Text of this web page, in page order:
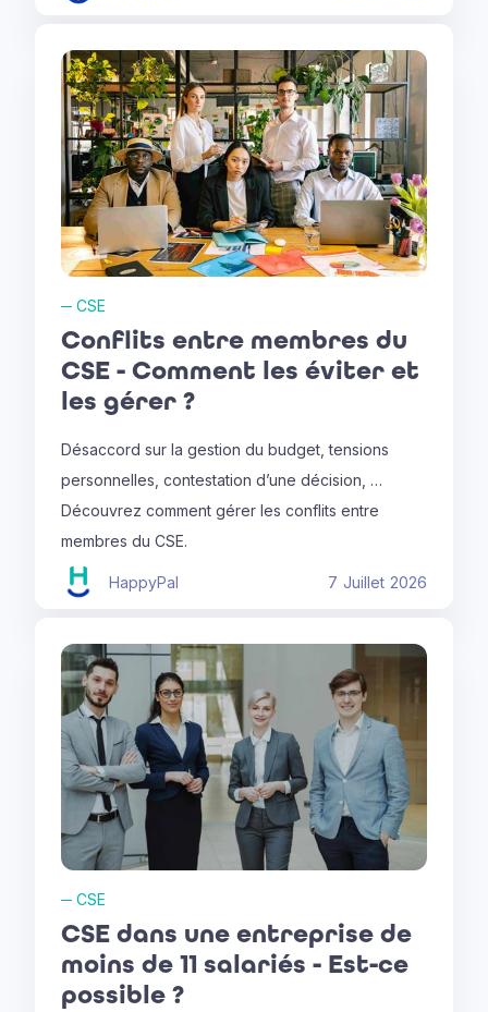
─ CSE
Conflits entre membres du
CSE - Comment les éviter et
les gérer ?
Désaccord sur la gestion du budget, tensions
personnelles, contestation d’une décision, …
Découvrez comment gérer les conflits entre
membres du CSE.
HappyPal 7 Juillet 2026
─ CSE
CSE dans une entreprise de
moins de 11 salariés - Est-ce
possible ?